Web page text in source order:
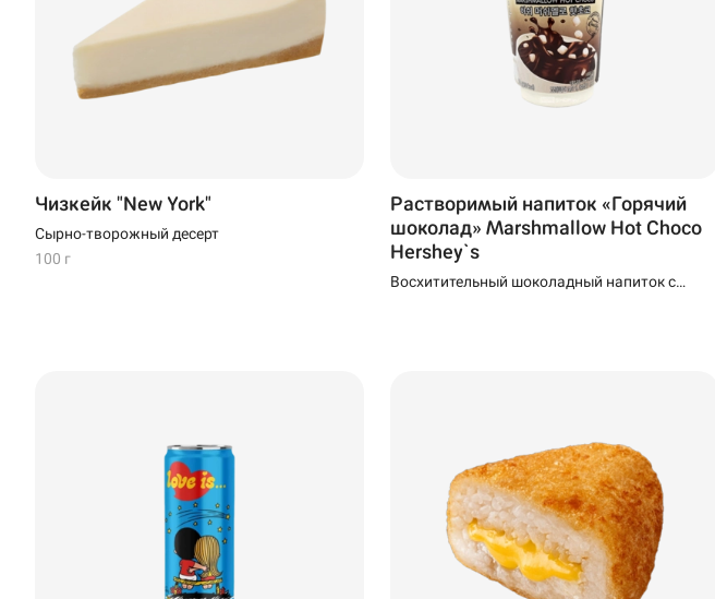
Чизкейк "New York"
Сырно-творожный десерт
100 г
Растворимый напиток «Горячий
шоколад» Marshmallow Hot Choco
Hershey`s
Восхитительный шоколадный напиток с